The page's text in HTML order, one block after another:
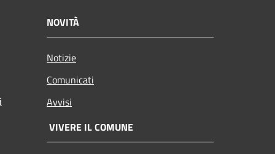
NOVITÀ
Notizie
Comunicati
Avvisi
VIVERE IL COMUNE